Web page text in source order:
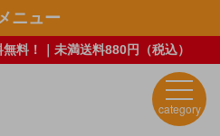
料！｜未満送料880円（税込）
ニュー
category